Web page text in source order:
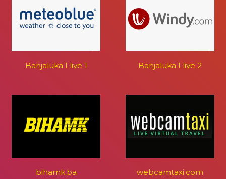
Banjaluka Llive 1 Banjaluka Llive 2
bihamk.ba webcamtaxi.com